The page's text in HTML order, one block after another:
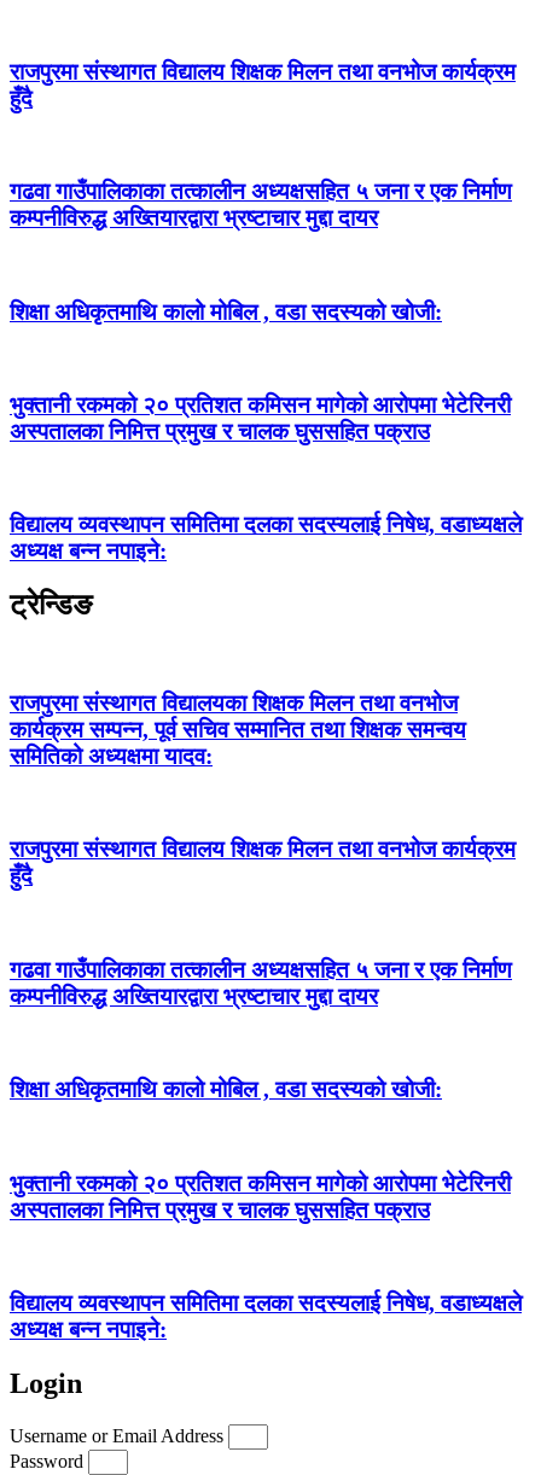
राजपुरमा संस्थागत विद्यालय शिक्षक मिलन तथा वनभोज कार्यक्रम
हुँदै
गढवा गाउँपालिकाका तत्कालीन अध्यक्षसहित ५ जना र एक निर्माण
कम्पनीविरुद्ध अख्तियारद्वारा भ्रष्टाचार मुद्दा दायर
शिक्षा अधिकृतमाथि कालो मोबिल , वडा सदस्यको खोजी:
भुक्तानी रकमको २० प्रतिशत कमिसन मागेको आरोपमा भेटेरिनरी
अस्पतालका निमित्त प्रमुख र चालक घुससहित पक्राउ
विद्यालय व्यवस्थापन समितिमा दलका सदस्यलाई निषेध, वडाध्यक्षले
अध्यक्ष बन्न नपाइने:
ट्रेन्डिङ
राजपुरमा संस्थागत विद्यालयका शिक्षक मिलन तथा वनभोज
कार्यक्रम सम्पन्न, पूर्व सचिव सम्मानित तथा शिक्षक समन्वय
समितिको अध्यक्षमा यादव:
राजपुरमा संस्थागत विद्यालय शिक्षक मिलन तथा वनभोज कार्यक्रम
हुँदै
गढवा गाउँपालिकाका तत्कालीन अध्यक्षसहित ५ जना र एक निर्माण
कम्पनीविरुद्ध अख्तियारद्वारा भ्रष्टाचार मुद्दा दायर
शिक्षा अधिकृतमाथि कालो मोबिल , वडा सदस्यको खोजी:
भुक्तानी रकमको २० प्रतिशत कमिसन मागेको आरोपमा भेटेरिनरी
अस्पतालका निमित्त प्रमुख र चालक घुससहित पक्राउ
विद्यालय व्यवस्थापन समितिमा दलका सदस्यलाई निषेध, वडाध्यक्षले
अध्यक्ष बन्न नपाइने:
Login
Username or Email Address
Password